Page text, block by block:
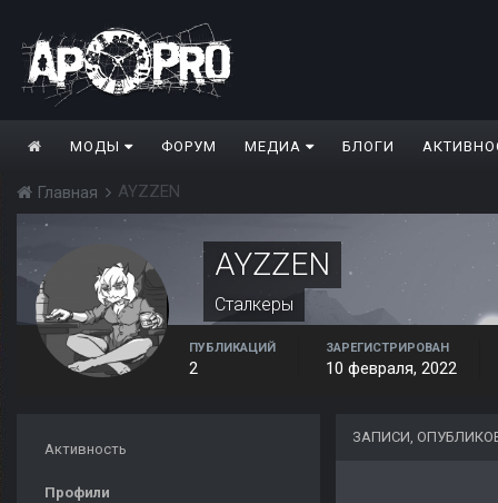
МОДЫ ФОРУМ МЕДИА БЛОГИ
Главная AYZZEN
AYZZEN
Сталкеры
ПУБЛИКАЦИЙ
2
ЗАРЕГИСТРИРОВАН
10 февраля, 2022
Активность
Профили
ЗАПИСИ,